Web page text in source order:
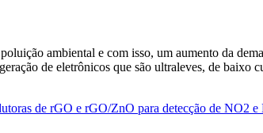
ambiental e com isso, um aumento da
de eletrônicos que são ultraleves, de baixo
de rGO e rGO/ZnO para detecção de NO2